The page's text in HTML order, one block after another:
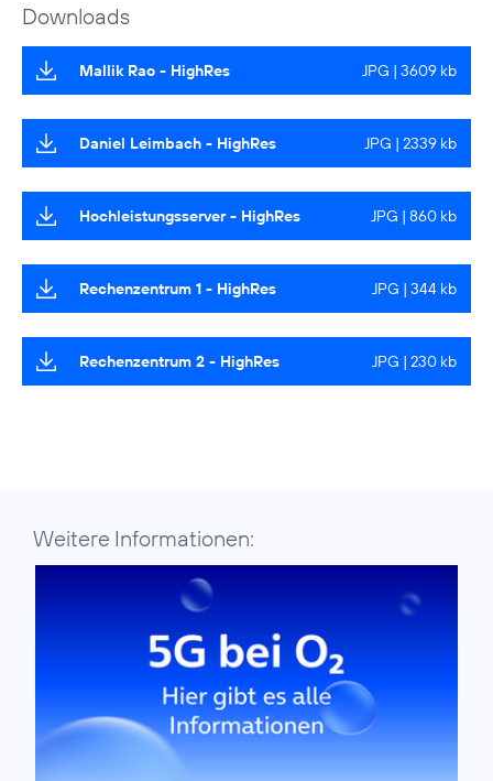
Downloads
Mallik Rao - HighRes JPG | 3609 kb
Daniel Leimbach - HighRes JPG | 2339 kb
Hochleistungsserver - HighRes JPG | 860 kb
Rechenzentrum 1 - HighRes JPG | 344 kb
Rechenzentrum 2 - HighRes JPG | 230 kb
Weitere Informationen: